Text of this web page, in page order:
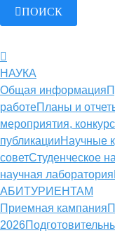
ПОИСК
НАУКА
Общая информация
работеПланы и
мероприятия,
публикацииНаучные
советСтуденческое
научная лаборатория
АБИТУРИЕНТАМ
Приемная кампания
2026